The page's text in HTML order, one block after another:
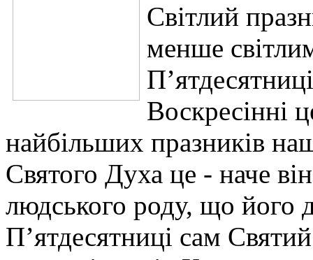
Світлий
менше
Воскресінні
найбільших празників
Святого Духа це - наче
людського роду, що його
П’ятдесятниці сам